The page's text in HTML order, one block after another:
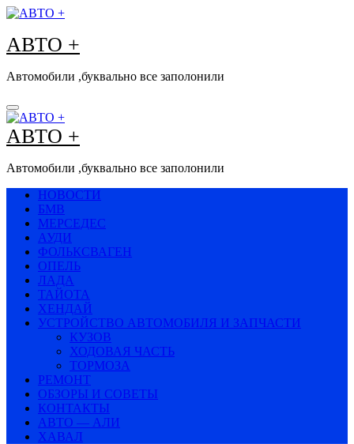
Перейти
содержимому
АВТО +
Автомобили ,буквально все заполонили
АВТО +
Автомобили ,буквально все заполонили
НОВОСТИ
БМВ
МЕРСЕДЕС
АУДИ
ФОЛЬКСВАГЕН
ОПЕЛЬ
ЛАДА
ТАЙОТА
ХЕНДАЙ
УСТРОЙСТВО АВТОМОБИЛЯ И ЗАПЧАСТИ
КУЗОВ
ХОДОВАЯ ЧАСТЬ
ТОРМОЗА
РЕМОНТ
ОБЗОРЫ И СОВЕТЫ
КОНТАКТЫ
АВТО — АЛИ
ХАВАЛ